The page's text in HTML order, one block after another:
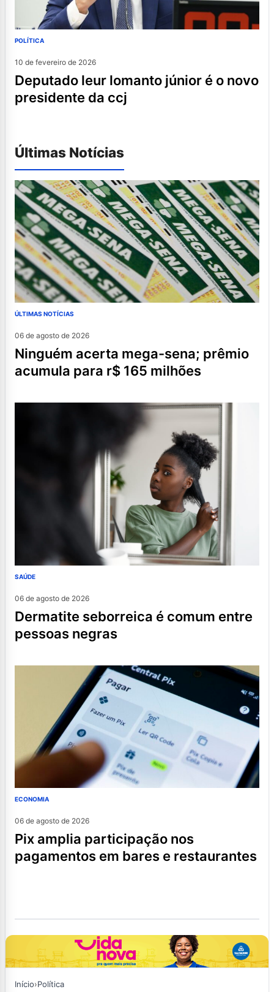
POLÍTICA
10 de fevereiro de 2026
deputado leur lomanto júnior é o novo
presidente da ccj
Últimas Notícias
ÚLTIMAS NOTÍCIAS
06 de agosto de 2026
ninguém acerta mega-sena; prêmio
acumula para r$ 165 milhões
SAÚDE
06 de agosto de 2026
dermatite seborreica é comum entre
pessoas negras
ECONOMIA
06 de agosto de 2026
pix amplia participação nos
pagamentos em bares e restaurantes
Início›Política